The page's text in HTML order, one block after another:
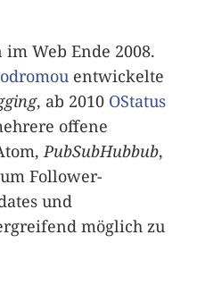
Web Ende 2008.
entwickelte
, ab 2010 OStatus
offene
PubSubHubbub,
Follower-
und
möglich zu